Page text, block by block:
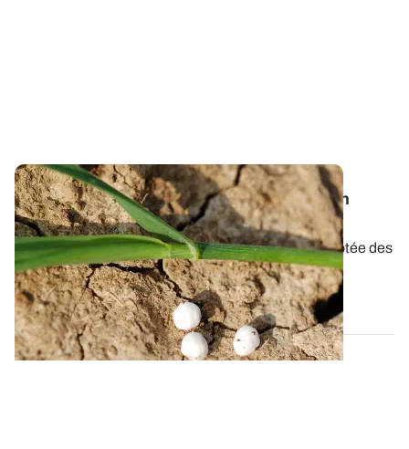
Blé tendre - Les Vrai/Faux de la fertilisation
azotée
Pour chasser les idées reçues sur la fertilisation azotée des
céréales à paille, ARVALIS –...
24 MARS 2022